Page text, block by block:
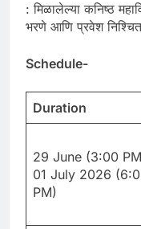
: मिळालेल्या कनिष्ठ
भरणे आणि प्रवेश
Schedule-
Duration
29 June (3:00
01 July 2026
PM)